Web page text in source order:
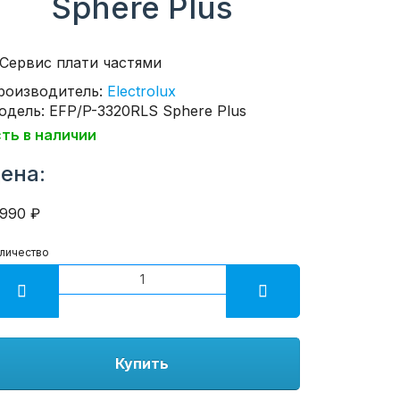
Electrolux
EFP/P-3320RLS Sphere Plus
в наличии
₽
Купить